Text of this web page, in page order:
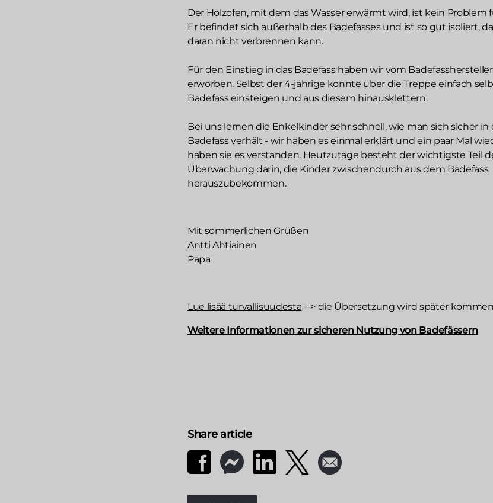
Der Holzofen, mit dem das Wasser erwärmt wird, ist kein Problem
Er befindet sich außerhalb des Badefasses und ist so gut isoliert,
daran nicht verbrennen kann.
Für den Einstieg in das Badefass haben wir vom
erworben. Selbst der 4-jährige konnte über die Treppe einfach
Badefass einsteigen und aus diesem hinausklettern.
Bei uns lernen die Enkelkinder sehr schnell, wie man sich sicher in
Badefass verhält - wir haben es einmal erklärt und ein paar Mal
haben sie es verstanden. Heutzutage besteht der wichtigste Teil
Überwachung darin, die Kinder zwischendurch aus dem Badefass
herauszubekommen.
Mit sommerlichen Grüßen
Antti Ahtiainen
Papa
Lue lisää turvallisuudesta --> die Übersetzung wird später kommen
Weitere Informationen zur sicheren Nutzung von Badefässern
Share article